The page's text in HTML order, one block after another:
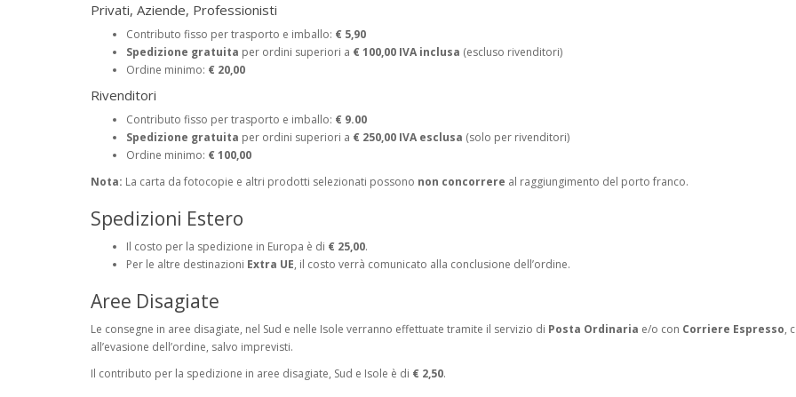
Privati, Aziende, Professionisti
Contributo fisso per trasporto e imballo: € 5,90
Spedizione gratuita per ordini superiori a € 100,00 IVA inclusa (escluso rivenditori)
Ordine minimo: € 20,00
Rivenditori
Contributo fisso per trasporto e imballo: € 9.00
Spedizione gratuita per ordini superiori a € 250,00 IVA esclusa (solo per rivenditori)
Ordine minimo: € 100,00
Nota: La carta da fotocopie e altri prodotti selezionati possono non concorrere al raggiungimento del porto franco.
Spedizioni Estero
Il costo per la spedizione in Europa è di € 25,00.
Per le altre destinazioni Extra UE, il costo verrà comunicato alla conclusione dell’ordine.
Aree Disagiate
Le consegne in aree disagiate, nel Sud e nelle Isole verranno effettuate tramite il servizio di Posta Ordinaria e/o con Corriere Espresso,
all’evasione dell’ordine, salvo imprevisti.
Il contributo per la spedizione in aree disagiate, Sud e Isole è di € 2,50.